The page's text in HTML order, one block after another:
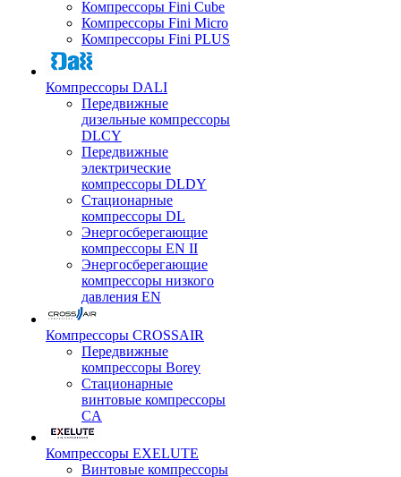
Компрессоры Fini Cube
Компрессоры Fini Micro
Компрессоры Fini PLUS
Компрессоры DALI
Передвижные
дизельные компрессоры
DLCY
Передвижные
электрические
компрессоры DLDY
Стационарные
компрессоры DL
Энергосберегающие
компрессоры EN II
Энергосберегающие
компрессоры низкого
давления EN
Компрессоры CROSSAIR
Передвижные
компрессоры Borey
Стационарные
винтовые компрессоры
CA
Компрессоры EXELUTE
Винтовые компрессоры